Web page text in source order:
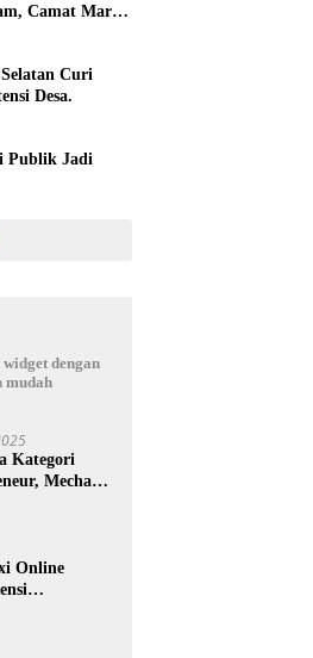
Camat Marbo
Curi
Desa.
Publik Jadi
dengan
mudah
Kategori
Mechanic
Online